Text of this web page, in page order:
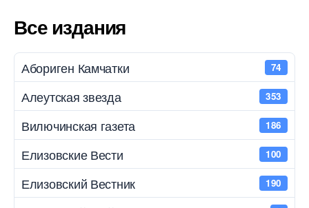
Все издания
Абориген Камчатки 74
Алеутская звезда 353
Вилючинская газета 186
Елизовские Вести 100
Елизовский Вестник 190